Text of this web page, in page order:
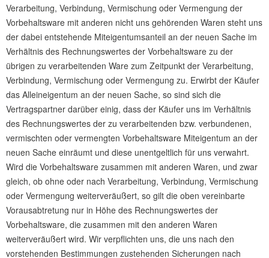
Verarbeitung, Verbindung, Vermischung oder Vermengung der
Vorbehaltsware mit anderen nicht uns gehörenden Waren steht uns
der dabei entstehende Miteigentumsanteil an der neuen Sache im
Verhältnis des Rechnungswertes der Vorbehaltsware zu der
übrigen zu verarbeitenden Ware zum Zeitpunkt der Verarbeitung,
Verbindung, Vermischung oder Vermengung zu. Erwirbt der Käufer
das Alleineigentum an der neuen Sache, so sind sich die
Vertragspartner darüber einig, dass der Käufer uns im Verhältnis
des Rechnungswertes der zu verarbeitenden bzw. verbundenen,
vermischten oder vermengten Vorbehaltsware Miteigentum an der
neuen Sache einräumt und diese unentgeltlich für uns verwahrt.
Wird die Vorbehaltsware zusammen mit anderen Waren, und zwar
gleich, ob ohne oder nach Verarbeitung, Verbindung, Vermischung
oder Vermengung weiterveräußert, so gilt die oben vereinbarte
Vorausabtretung nur in Höhe des Rechnungswertes der
Vorbehaltsware, die zusammen mit den anderen Waren
weiterveräußert wird. Wir verpflichten uns, die uns nach den
vorstehenden Bestimmungen zustehenden Sicherungen nach